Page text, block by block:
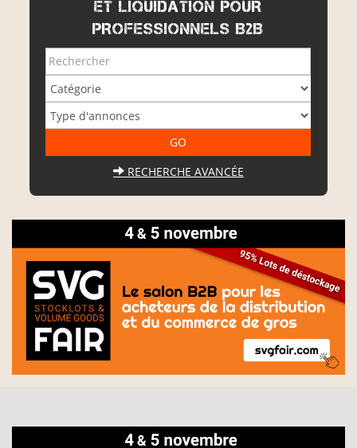
ET LIQUIDATION POUR
PROFESSIONNELS B2B
RECHERCHE AVANCÉE